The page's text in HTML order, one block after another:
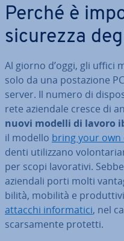
Perché è
sicurezza
Al giorno d’oggi, gli uffici
solo da una po­sta­zio­ne
server. Il numero di
rete aziendale cresce di
nuovi modelli di lavoro
il modello bring your own
den­ti uti­liz­za­no
per scopi la­vo­ra­ti­vi.
aziendali porti molti
bi­li­tà, mobilità e
attacchi in­for­ma­ti­ci, nel
scar­sa­men­te protetti.